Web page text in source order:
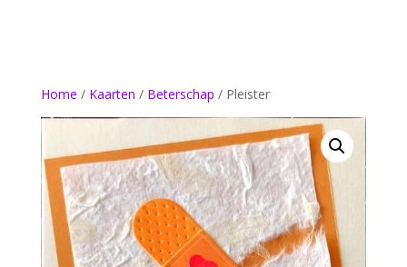
Home / Kaarten / Beterschap / Pleister